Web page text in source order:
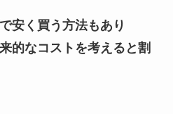
安く買う方法もあり
的なコストを考えると割